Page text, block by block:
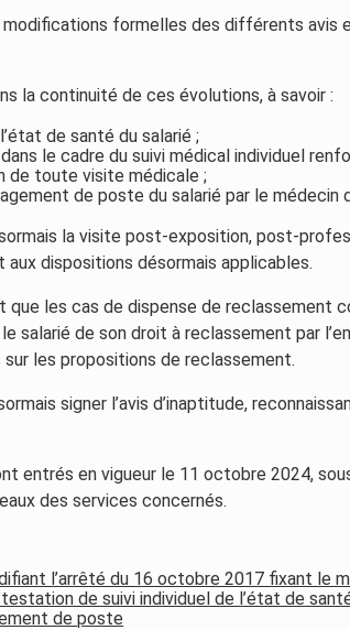
formelles des différents avis
la continuité de ces évolutions, à savoir :
de santé du salarié ;
le cadre du suivi médical individuel
de toute visite médicale ;
de poste du salarié par le médecin
la visite post-exposition, post-
dispositions désormais applicables.
que les cas de dispense de reclassement
salarié de son droit à reclassement par
les propositions de reclassement.
signer l’avis d’inaptitude,
entrés en vigueur le 11 octobre 2024,
des services concernés.
l’arrêté du 16 octobre 2017 fixant le
de suivi individuel de l’état de
de poste